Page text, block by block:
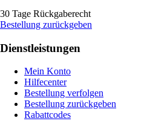
30 Tage Rückgaberecht
Bestellung zurückgeben
Dienstleistungen
Mein Konto
Hilfecenter
Bestellung verfolgen
Bestellung zurückgeben
Rabattcodes